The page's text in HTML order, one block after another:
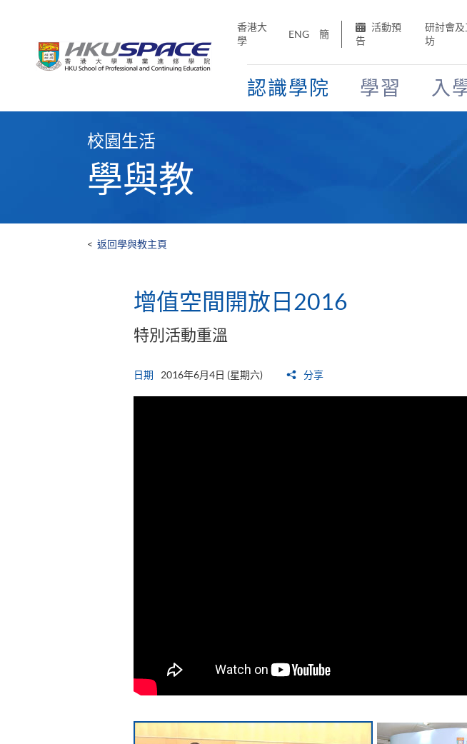
香港大
學
ENG 簡
活動預
告
研討會及
坊
認識學院 學習 入
校園生活
學與教
< 返回學與教主頁
增值空間開放日2016
特別活動重溫
日期 2016年6月4日 (星期六) 分享